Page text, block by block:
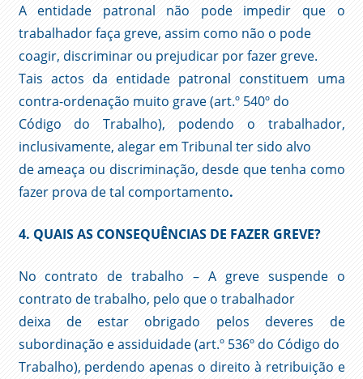
A entidade patronal não pode impedir que o
trabalhador faça greve, assim como não o pode
coagir, discriminar ou prejudicar por fazer greve.
Tais actos da entidade patronal constituem uma
contra-ordenação muito grave (art.º 540º do
Código do Trabalho), podendo o trabalhador,
inclusivamente, alegar em Tribunal ter sido alvo
de ameaça ou discriminação, desde que tenha como
fazer prova de tal comportamento.
4. QUAIS AS CONSEQUÊNCIAS DE FAZER GREVE?
No contrato de trabalho – A greve suspende o
contrato de trabalho, pelo que o trabalhador
deixa de estar obrigado pelos deveres de
subordinação e assiduidade (art.º 536º do Código do
Trabalho), perdendo apenas o direito à retribuição e